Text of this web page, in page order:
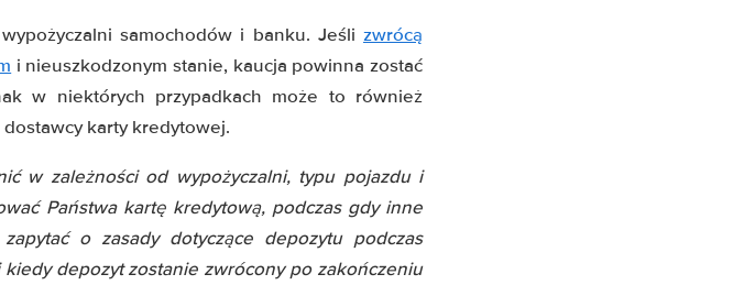
samochodów i banku. Jeśli zwrócą
i nieuszkodzonym stanie, kaucja powinna zostać
w niektórych przypadkach może to również
karty kredytowej.
w zależności od wypożyczalni, typu pojazdu i
Państwa kartę kredytową, podczas gdy inne
o zasady dotyczące depozytu podczas
depozyt zostanie zwrócony po zakończeniu